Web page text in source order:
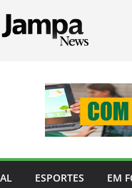
ESPORTES EM